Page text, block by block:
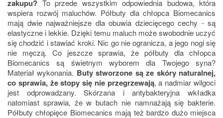
zakupu? To przede wszystkim odpowiednia budowa, która
wspiera rozwój maluchów. Półbuty dla chłopca Biomecanics
mają dwie najważniejsze dla obuwia dziecięcego cechy - są
elastyczne i lekkie. Dzięki temu maluch może swobodnie uczyć
się chodzić i stawiać kroki. Nic go nie ogranicza, a jego nogi się
nie męczą. Co jeszcze sprawia, że półbuty dla chłopca
Biomecanics są świetnym wyborem dla Twojego syna?
Materiał wykonania. Buty stworzone są ze skóry naturalnej,
co sprawia, że stopy się nie przegrzewają, a nadmiar wilgoci
jest odprowadzany. Skórzana i antybakteryjna wkładka
natomiast sprawia, że w butach nie namnażają się bakterie.
Półbuty chłopięce Biomecanics mają też bardzo dużo miejsca